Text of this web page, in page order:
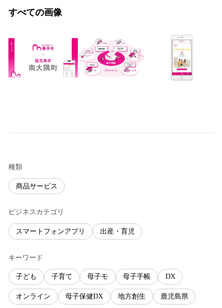
すべての画像
種類
商品サービス
ビジネスカテゴリ
スマートフォンアプリ 出産・育児
キーワード
子ども 子育て 母子モ 母子手帳 DX
オンライン 母子保健DX 地方創生 鹿児島県